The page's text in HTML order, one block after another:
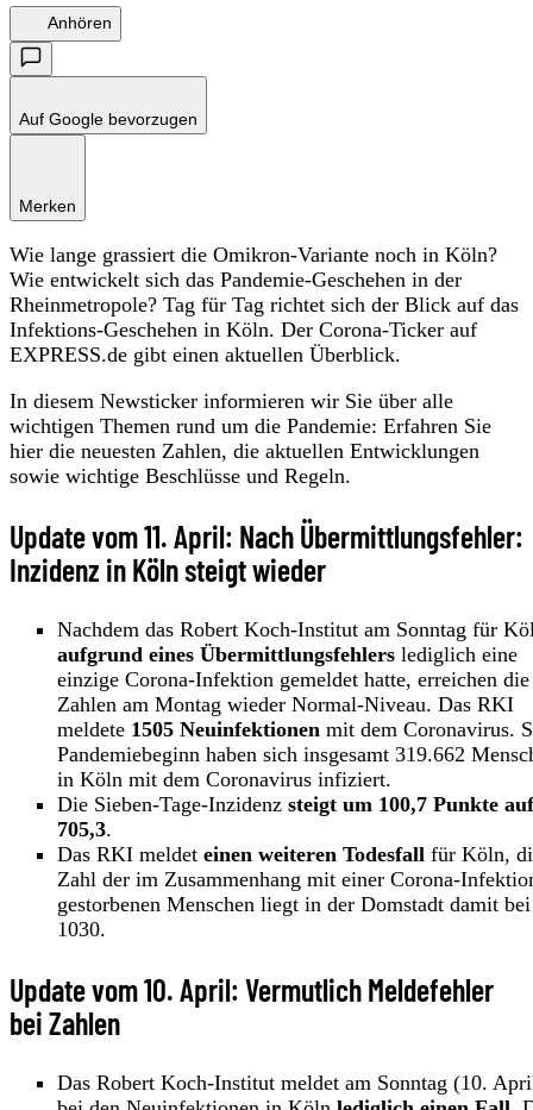
Anhören
Auf Google bevorzugen
Merken
Wie lange grassiert die Omikron-Variante noch in Köln?
Wie entwickelt sich das Pandemie-Geschehen in der
Rheinmetropole? Tag für Tag richtet sich der Blick auf das
Infektions-Geschehen in Köln. Der Corona-Ticker auf
EXPRESS.de gibt einen aktuellen Überblick.
In diesem Newsticker informieren wir Sie über alle
wichtigen Themen rund um die Pandemie: Erfahren Sie
hier die neuesten Zahlen, die aktuellen Entwicklungen
sowie wichtige Beschlüsse und Regeln.
Update vom 11. April: Nach Übermittlungsfehler:
Inzidenz in Köln steigt wieder
Nachdem das Robert Koch-Institut am Sonntag für
aufgrund eines Übermittlungsfehlers lediglich eine
einzige Corona-Infektion gemeldet hatte, erreichen die
Zahlen am Montag wieder Normal-Niveau. Das RKI
meldete 1505 Neuinfektionen mit dem Coronavirus.
Pandemiebeginn haben sich insgesamt 319.662
in Köln mit dem Coronavirus infiziert.
Die Sieben-Tage-Inzidenz steigt um 100,7 Punkte auf
705,3.
Das RKI meldet einen weiteren Todesfall für Köln,
Zahl der im Zusammenhang mit einer Corona-
gestorbenen Menschen liegt in der Domstadt damit bei
1030.
Update vom 10. April: Vermutlich Meldefehler
bei Zahlen
Das Robert Koch-Institut meldet am Sonntag (10.